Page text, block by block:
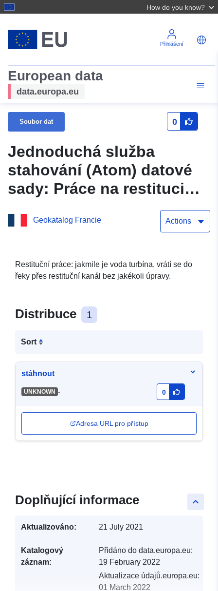
How do you know?
Přihlášení
European data
data.europa.eu
Soubor dat 0
Jednoduchá služba
stahování (Atom) datové
sady: Práce na restituci
elektrárny v Provence
Geokatalog Francie Actions
Restituční práce: jakmile je voda turbína, vrátí se do
řeky přes restituční kanál bez jakékoli úpravy.
Distribuce 1
Sort
stáhnout
UNKNOWN - 0
Adresa URL pro přístup
keyboard_arrow_up
Doplňující informace
Aktualizováno: 21 July 2021
Katalogový
záznam:
Přidáno do data.europa.eu:
19 February 2022
Aktualizace údajů.europa.eu:
01 March 2022